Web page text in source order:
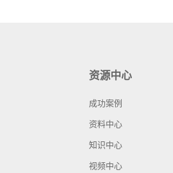
资源中心
成功案例
资料中心
知识中心
视频中心